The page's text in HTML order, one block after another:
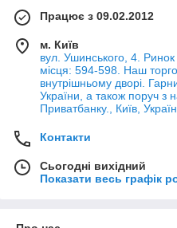
Працює з 09.02.2012
м. Київ
вул. Ушинського, 4.
місця: 594-598. Наш
внутрішньому дворі.
України, а також поруч з
Приватбанку., Київ,
Контакти
Сьогодні вихідний
Показати весь графік